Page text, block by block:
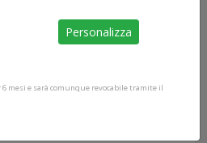
Personalizza
mesi e sarà comunque revocabile tramite il